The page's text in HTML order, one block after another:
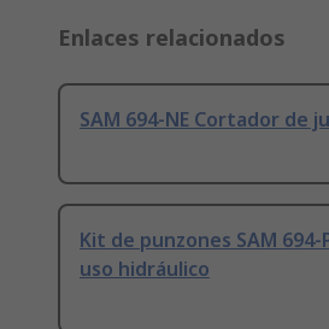
Enlaces relacionados
SAM 694-NE Cortador de
Kit de punzones SAM 694-
uso hidráulico